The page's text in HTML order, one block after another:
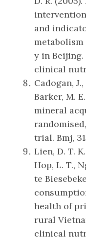
and
metabolism
y in
clinical
Cadogan,
Barker, M.
mineral
trial. Bmj,
Lien, D. T.
Hop, L. T.,
te
health of
rural
clinical